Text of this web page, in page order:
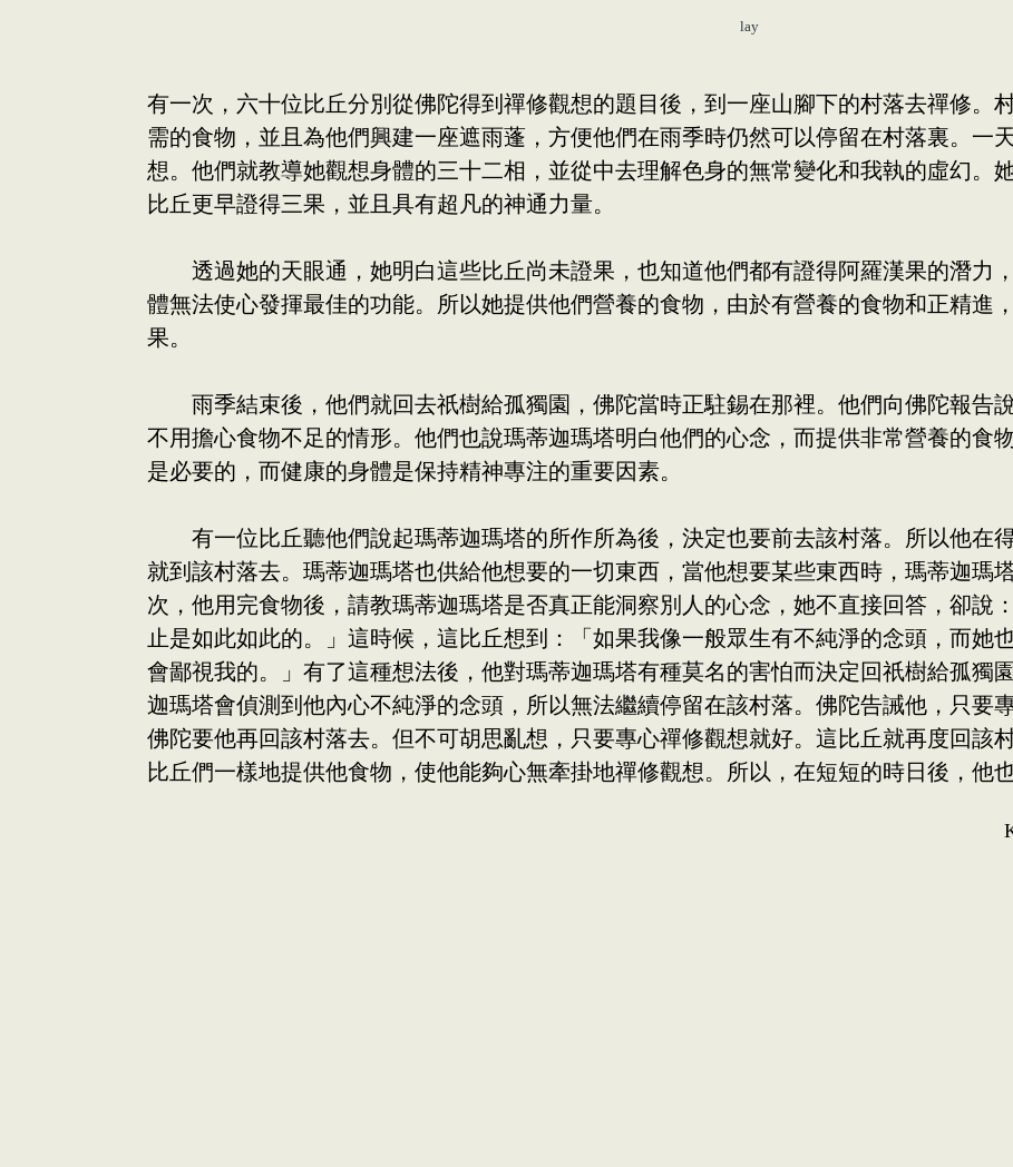
lay
有一次，六十位比丘分別從佛陀得到禪修觀想的題目後，到一座山腳下的村落去禪修。
需的食物，並且為他們興建一座遮雨蓬，方便他們在雨季時仍然可以停留在村落裏。一
想。他們就教導她觀想身體的三十二相，並從中去理解色身的無常變化和我執的虛幻。
比丘更早證得三果，並且具有超凡的神通力量。
透過她的天眼通，她明白這些比丘尚未證果，也知道他們都有證得阿羅漢果的潛力
體無法使心發揮最佳的功能。所以她提供他們營養的食物，由於有營養的食物和正精進
果。
雨季結束後，他們就回去祇樹給孤獨園，佛陀當時正駐錫在那裡。他們向佛陀報告
不用擔心食物不足的情形。他們也說瑪蒂迦瑪塔明白他們的心念，而提供非常營養的食
是必要的，而健康的身體是保持精神專注的重要因素。
有一位比丘聽他們說起瑪蒂迦瑪塔的所作所為後，決定也要前去該村落。所以他在得
就到該村落去。瑪蒂迦瑪塔也供給他想要的一切東西，當他想要某些東西時，瑪蒂迦瑪
次，他用完食物後，請教瑪蒂迦瑪塔是否真正能洞察別人的心念，她不直接回答，卻說
止是如此如此的。」這時候，這比丘想到：「如果我像一般眾生有不純淨的念頭，而她
會鄙視我的。」有了這種想法後，他對瑪蒂迦瑪塔有種莫名的害怕而決定回祇樹給孤獨
迦瑪塔會偵測到他內心不純淨的念頭，所以無法繼續停留在該村落。佛陀告誡他，只要
佛陀要他再回該村落去。但不可胡思亂想，只要專心禪修觀想就好。這比丘就再度回該
比丘們一樣地提供他食物，使他能夠心無牽掛地禪修觀想。所以，在短短的時日後，他